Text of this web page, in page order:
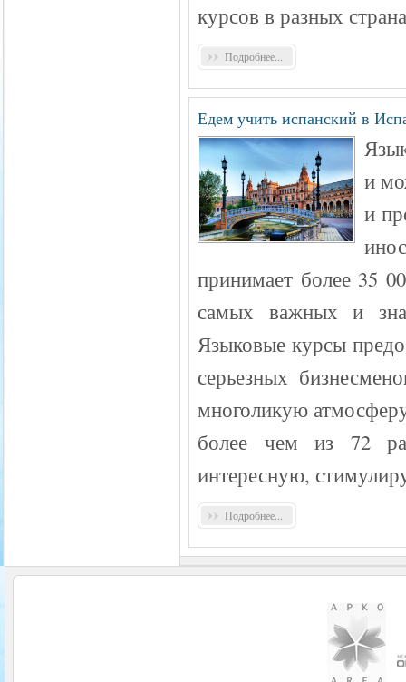
курсов в разных
Подробнее...
Едем учить испанский в
и
и
принимает более 35
самых важных и
Языковые курсы
серьезных
многоликую
более чем из 72
интересную,
Подробнее...